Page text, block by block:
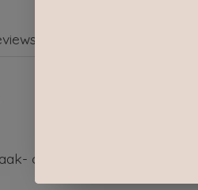
(0)
of kleurstoffen